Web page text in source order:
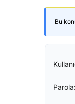
Bu
Parola: